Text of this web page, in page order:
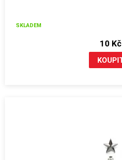
SKLADEM
10 Kč